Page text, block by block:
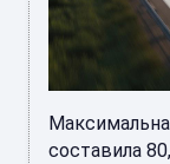
составила